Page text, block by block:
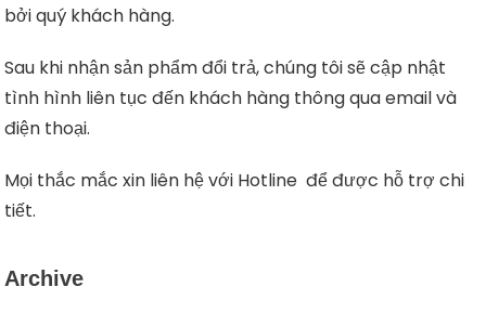
bởi quý khách hàng.
Sau khi nhận sản phẩm đổi trả, chúng tôi sẽ cập nhật
tình hình liên tục đến khách hàng thông qua email và
điện thoại.
Mọi thắc mắc xin liên hệ với Hotline để được hỗ trợ chi
tiết.
Archive